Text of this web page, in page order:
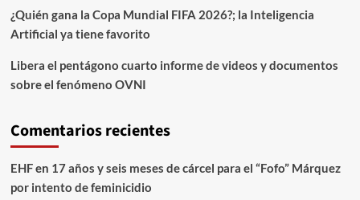
¿Quién gana la Copa Mundial FIFA 2026?; la Inteligencia
Artificial ya tiene favorito
Libera el pentágono cuarto informe de videos y documentos
sobre el fenómeno OVNI
Comentarios recientes
EHFen 17 años y seis meses de cárcel para el “Fofo” Márquez
por intento de feminicidio